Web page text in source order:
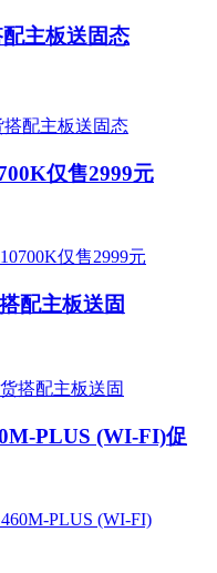
主板送固态
仅售2999元
配主板送固
PLUS (WI-FI)促